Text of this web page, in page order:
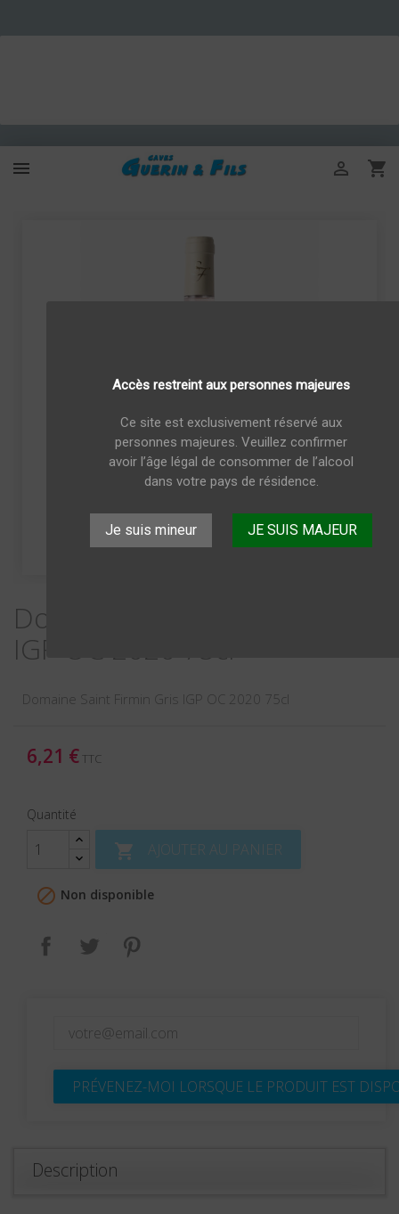
Accès restreint aux personnes majeures
Ce site est exclusivement réservé aux
personnes majeures. Veuillez confirmer
avoir l’âge légal de consommer de l’alcool
dans votre pays de résidence.
Je suis mineur JE SUIS MAJEUR
 

Domaine Saint Firmin Gris
IGP OC 2020 75cl
Domaine Saint Firmin Gris IGP OC 2020 75cl
6,21 € TTC
Quantité
 AJOUTER AU PANIER
 Non disponible
Partager Tweet
PRÉVENEZ-MOI LORSQUE LE PRODUIT EST
Description